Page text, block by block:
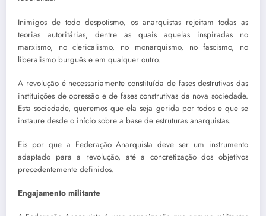
Inimigos de todo despotismo, os anarquistas rejeitam todas as
teorias autoritárias, dentre as quais aquelas inspiradas no
marxismo, no clericalismo, no monarquismo, no fascismo, no
liberalismo burguês e em qualquer outro.
A revolução é necessariamente constituída de fases destrutivas das
instituições de opressão e de fases construtivas da nova sociedade.
Esta sociedade, queremos que ela seja gerida por todos e que se
instaure desde o início sobre a base de estruturas anarquistas.
Eis por que a Federação Anarquista deve ser um instrumento
adaptado para a revolução, até a concretização dos objetivos
precedentemente definidos.
Engajamento militante